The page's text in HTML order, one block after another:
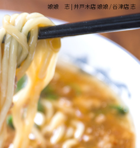
娘娘 志 | 井戸木店 娘娘 / 谷津店 志